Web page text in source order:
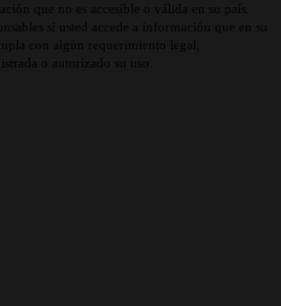
que no es accesible o válida en su país.
si usted accede a información que en su
con algún requerimiento legal,
o autorizado su uso.